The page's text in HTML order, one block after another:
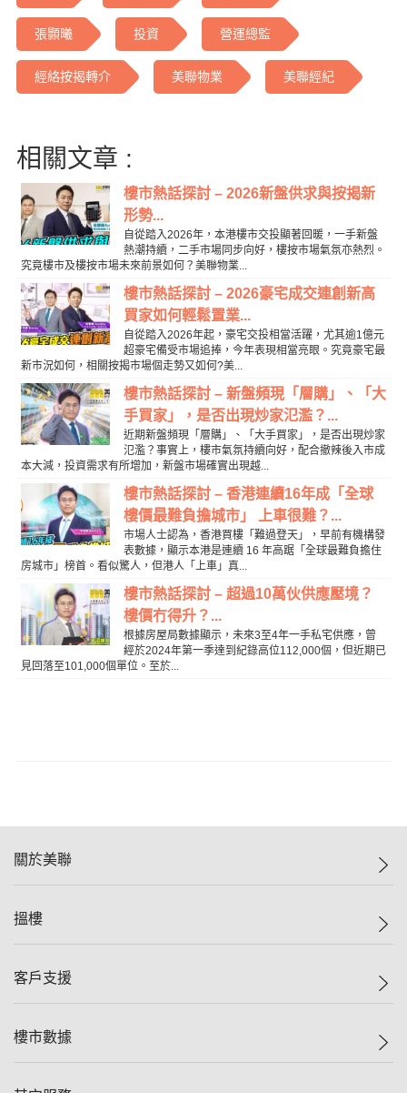
張顥曦 投資 營運總監
經絡按揭轉介 美聯物業 美聯經紀
相關文章 :
樓市熱話探討 – 2026新盤供求與按揭新
形勢...
自從踏入2026年，本港樓市交投顯著回暖，一手新盤
熱潮持續，二手市場同步向好，樓按市場氣氛亦熱烈。
究竟樓市及樓按市場未來前景如何？美聯物業...
樓市熱話探討 – 2026豪宅成交連創新高
買家如何輕鬆置業...
自從踏入2026年起，豪宅交投相當活躍，尤其逾1億元
超豪宅備受市場追捧，今年表現相當亮眼。究竟豪宅最
新市況如何，相關按揭市場個走勢又如何?美...
樓市熱話探討 – 新盤頻現「層購」、「大
手買家」，是否出現炒家氾濫？...
近期新盤頻現「層購」、「大手買家」，是否出現炒家
氾濫？事實上，樓市氣氛持續向好，配合撤辣後入市成
本大減，投資需求有所增加，新盤市場確實出現越...
樓市熱話探討 – 香港連續16年成「全球
樓價最難負擔城市」 上車很難？...
市場人士認為，香港買樓「難過登天」，早前有機構發
表數據，顯示本港是連續 16 年高踞「全球最難負擔住
房城市」榜首。看似驚人，但港人「上車」真...
樓市熱話探討 – 超過10萬伙供應壓境？
樓價冇得升？...
根據房屋局數據顯示，未來3至4年一手私宅供應，曾
經於2024年第一季達到紀錄高位112,000個，但近期已
見回落至101,000個單位。至於...
關於美聯
美聯集團
人才招募
搵樓
一手新盤
減價
客戶支援
自助放盤
樓市數據